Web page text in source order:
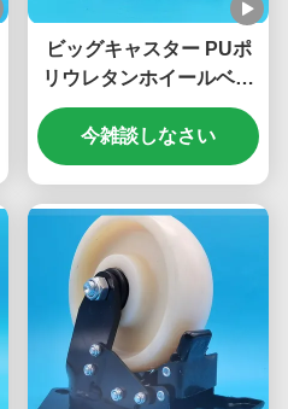
ビッグキャスター PUポ
リウレタンホイールベア
リング 超ヘビーデューテ
ィー ボールキャスター 8
インチ プレートキャスタ
ートホイール 移動用
今雑談しなさい